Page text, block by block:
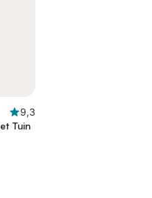
9,3
Tuin